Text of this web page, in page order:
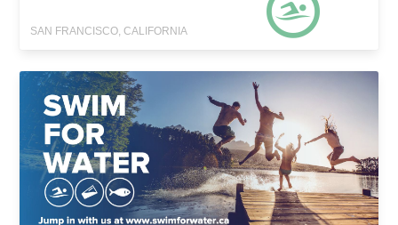
SAN FRANCISCO, CALIFORNIA